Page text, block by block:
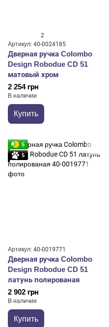
2
Артикул: 40-0024185
Дверная ручка Colombo
Design Robodue CD 51
матовый хром
2 254 грн
В наличии
Купить
5
5
Артикул: 40-0019771
Дверная ручка Colombo
Design Robodue CD 51
латунь полированая
2 902 грн
В наличии
Купить